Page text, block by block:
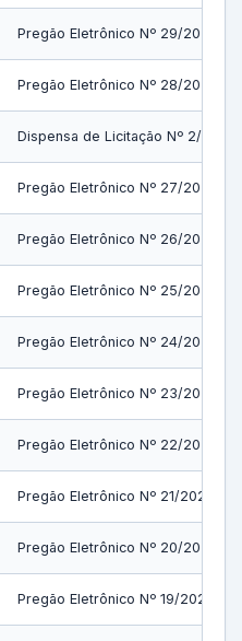
Pregão Eletrônico Nº 29/2023
Pregão Eletrônico Nº 28/2023
Dispensa de Licitação Nº 2/2023
Pregão Eletrônico Nº 27/2023
Pregão Eletrônico Nº 26/2023
Pregão Eletrônico Nº 25/2023
Pregão Eletrônico Nº 24/2023
Pregão Eletrônico Nº 23/2023
Pregão Eletrônico Nº 22/2023
Pregão Eletrônico Nº 21/2023
Pregão Eletrônico Nº 20/2023
Pregão Eletrônico Nº 19/2023